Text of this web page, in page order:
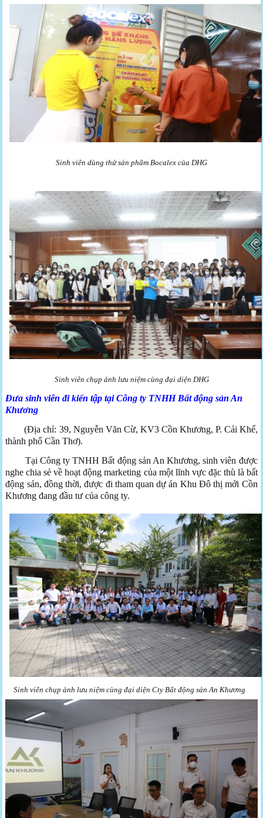
Sinh viên dùng thử sản phẩm Bocalex của DHG
Sinh viên chụp ảnh lưu niệm cùng đại diện DHG
Đưa sinh viên đi kiến tập tại Công ty TNHH Bất động sản An
Khương
(Địa chỉ: 39, Nguyễn Văn Cừ, KV3 Cồn Khương, P. Cái Khế,
thành phố Cần Thơ).
Tại Công ty TNHH Bất động sản An Khương, sinh viên được
nghe chia sẻ về hoạt động marketing của một lĩnh vực đặc thù là bất
động sản, đồng thời, được đi tham quan dự án Khu Đô thị mới Cồn
Khương đang đầu tư của công ty.
Sinh viên chụp ảnh lưu niệm cùng đại diện Cty Bất động sản An Khương